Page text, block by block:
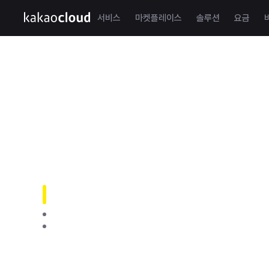
서비스 마켓플레이스 솔루션 요금